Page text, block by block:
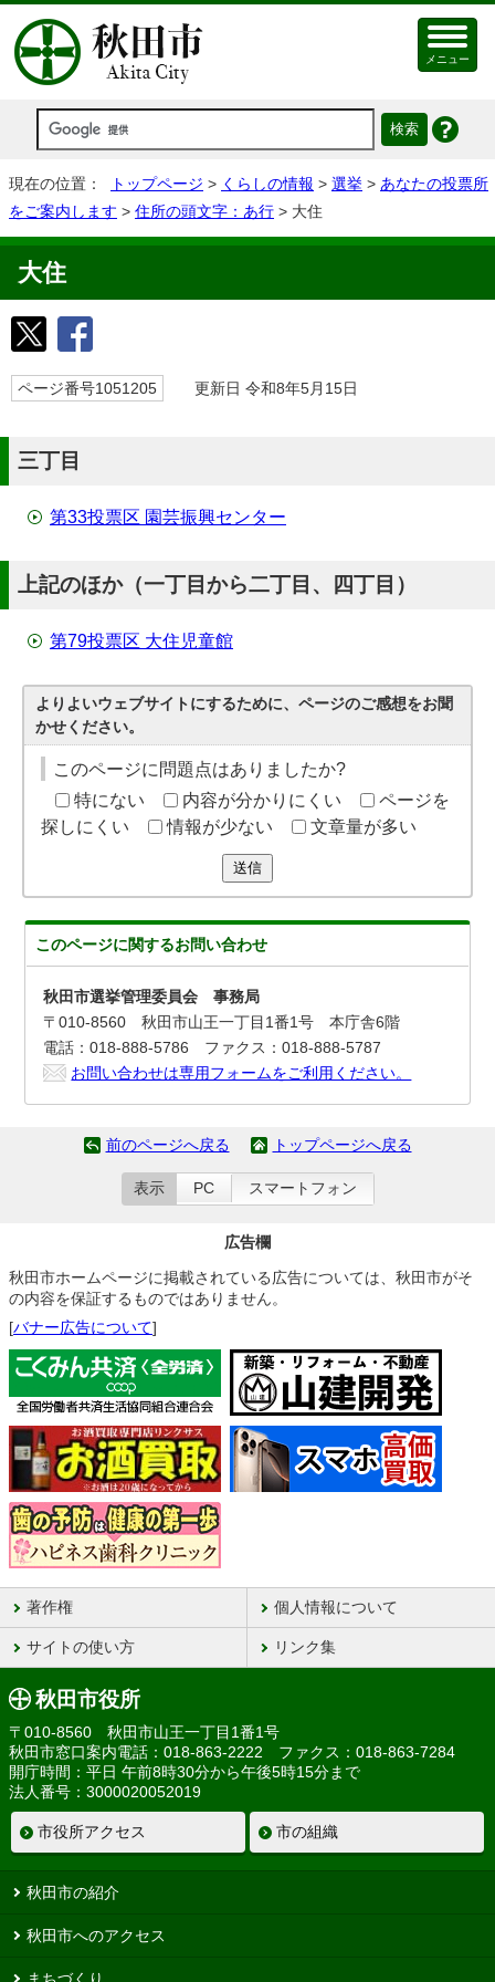
メニュー
現在の位置： トップページ > くらしの情報 > 選挙 > あなたの投票所
をご案内します > 住所の頭文字：あ行 > 大住
大住
ページ番号1051205 更新日 令和8年5月15日
三丁目
第33投票区 園芸振興センター
上記のほか（一丁目から二丁目、四丁目）
第79投票区 大住児童館
よりよいウェブサイトにするために、ページのご感想をお聞
かせください。
このページに問題点はありましたか?
特にない
内容が分かりにくい
ページを
探しにくい
情報が少ない 文章量が多い
送信
このページに関するお問い合わせ
秋田市選挙管理委員会 事務局
〒010-8560 秋田市山王一丁目1番1号 本庁舎6階
電話：018-888-5786 ファクス：018-888-5787
お問い合わせは専用フォームをご利用ください。
前のページへ戻る トップページへ戻る
表示 PC スマートフォン
広告欄
秋田市ホームページに掲載されている広告については、秋田市がそ
の内容を保証するものではありません。
[バナー広告について]
著作権 個人情報について
サイトの使い方 リンク集
秋田市役所
〒010-8560 秋田市山王一丁目1番1号
秋田市窓口案内電話：018-863-2222 ファクス：018-863-7284
開庁時間：平日 午前8時30分から午後5時15分まで
法人番号：3000020052019
市役所アクセス 市の組織
秋田市の紹介
秋田市へのアクセス